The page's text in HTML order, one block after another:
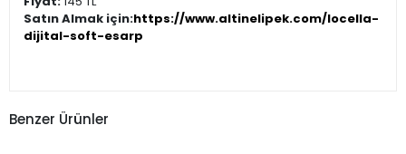
Satın Almak için:https://www.altinelipek.com/locella-
dijital-soft-esarp
Benzer Ürünler